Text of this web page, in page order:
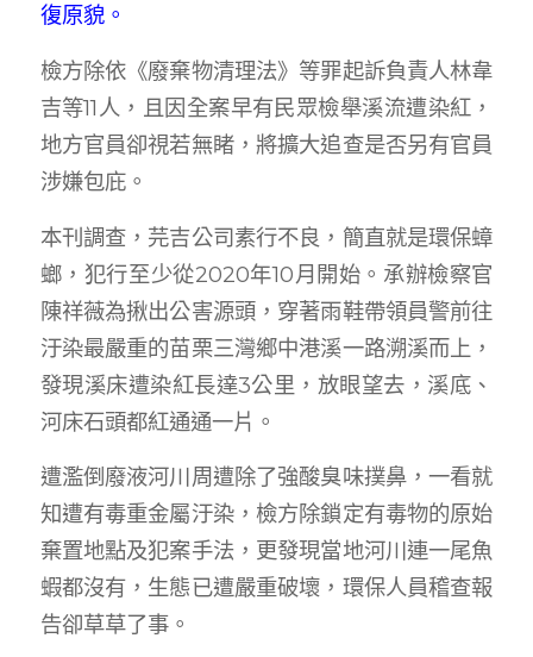
復原貌。
檢方除依《廢棄物清理法》等罪起訴負責人林韋
吉等11人，且因全案早有民眾檢舉溪流遭染紅，
地方官員卻視若無睹，將擴大追查是否另有官員
涉嫌包庇。
本刊調查，芫吉公司素行不良，簡直就是環保蟑
螂，犯行至少從2020年10月開始。承辦檢察官
陳祥薇為揪出公害源頭，穿著雨鞋帶領員警前往
汙染最嚴重的苗栗三灣鄉中港溪一路溯溪而上，
發現溪床遭染紅長達3公里，放眼望去，溪底、
河床石頭都紅通通一片。
遭濫倒廢液河川周遭除了強酸臭味撲鼻，一看就
知遭有毒重金屬汙染，檢方除鎖定有毒物的原始
棄置地點及犯案手法，更發現當地河川連一尾魚
蝦都沒有，生態已遭嚴重破壞，環保人員稽查報
告卻草草了事。